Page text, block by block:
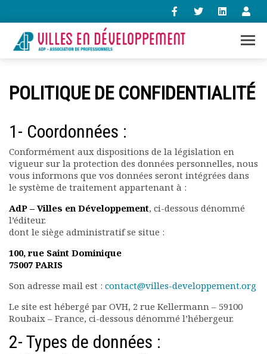
contact@villes-developpement.org
Accueil
L’association
Qui sommes-nous ?
Présentation vidéo
Le bureau
Statuts de l’association
Vie de l’association
Calendrier des activités
Assemblées générales
Comptes rendus mensuels
Rapports financiers
Nous rejoindre
Le bulletin
Présentation du bulletin
Comité de rédaction
POLITIQUE DE CONFIDENTIALITÉ
1- Coordonnées :
Conformément aux dispositions de la législation en
vigueur sur la protection des données personnelles, nous
vous informons que vos données seront intégrées dans
le système de traitement appartenant à :
AdP – Villes en Développement, ci-dessous dénommé
l’éditeur.
dont le siège administratif se situe :
100, rue Saint Dominique
75007 PARIS
Son adresse mail est : contact@villes-developpement.org
Le site est hébergé par OVH, 2 rue Kellermann – 59100
Roubaix – France, ci-dessous dénommé l’hébergeur.
2- Types de données :